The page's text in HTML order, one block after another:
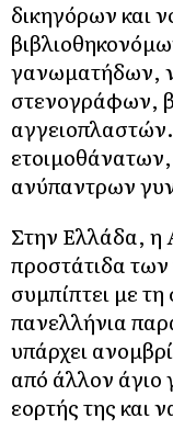
δικηγόρων και
γανωματήδων,
στενογράφων,
ανύπαντρων
Στην Ελλάδα, η
προστάτιδα
συμπίπτει με
πανελλήνια
υπάρχει
από άλλον άγιο
εορτής της και